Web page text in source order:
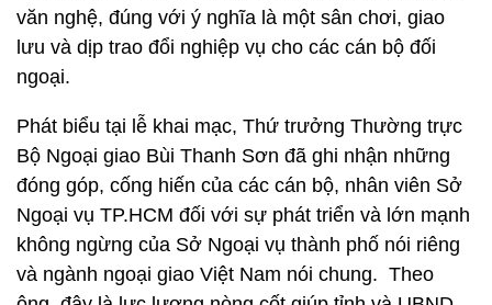
văn nghệ, đúng với ý nghĩa là một sân chơi, giao
lưu và dịp trao đổi nghiệp vụ cho các cán bộ đối
ngoại.
Phát biểu tại lễ khai mạc, Thứ trưởng Thường trực
Bộ Ngoại giao Bùi Thanh Sơn đã ghi nhận những
đóng góp, cống hiến của các cán bộ, nhân viên Sở
Ngoại vụ TP.HCM đối với sự phát triển và lớn mạnh
không ngừng của Sở Ngoại vụ thành phố nói riêng
và ngành ngoại giao Việt Nam nói chung. Theo